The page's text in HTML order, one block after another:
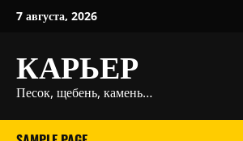
Перейти
7 августа, 2026
КАРЬЕР
Песок, щебень, камень…